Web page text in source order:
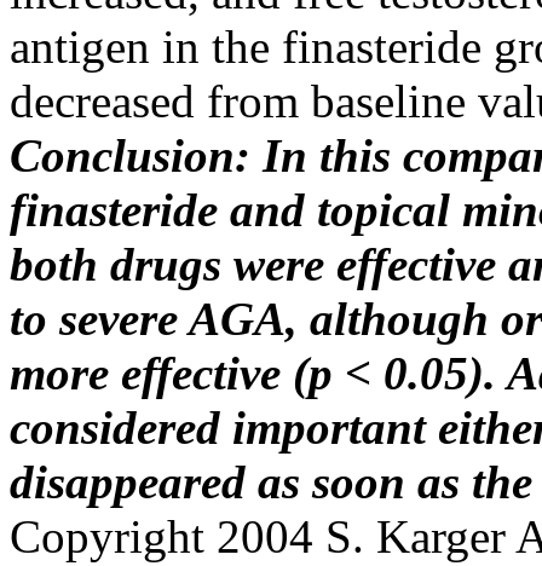
antigen in the finasteride
decreased from baseline
Conclusion: In this
finasteride and topical
both drugs were effective
to severe AGA, although
more effective (p < 0.05).
considered important
disappeared as soon as
Copyright 2004 S. Karger